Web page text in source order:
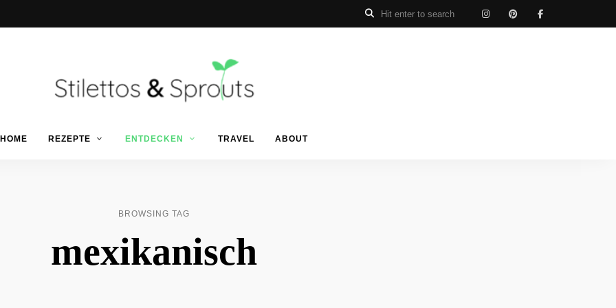
Stilettos
Sprouts
Food
Blog
HOME REZEPTE ENTDECKEN TRAVEL ABOUT
BROWSING TAG
mexikanisch